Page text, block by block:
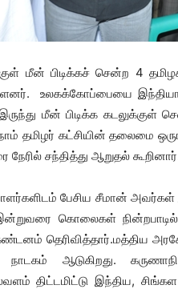
மீன் பிடிக்கச் சென்ற 4
உலகக்கோப்பையை
மீன் பிடிக்க
தமிழர் கட்சியின் தலைமை
சந்தித்து ஆறுதல்
பேசிய சீமான்
கொலைகள்
தெரிவித்தார்.மத்திய
ஆடுகிறது.
திட்டமிட்டு இந்திய, சிங்கள